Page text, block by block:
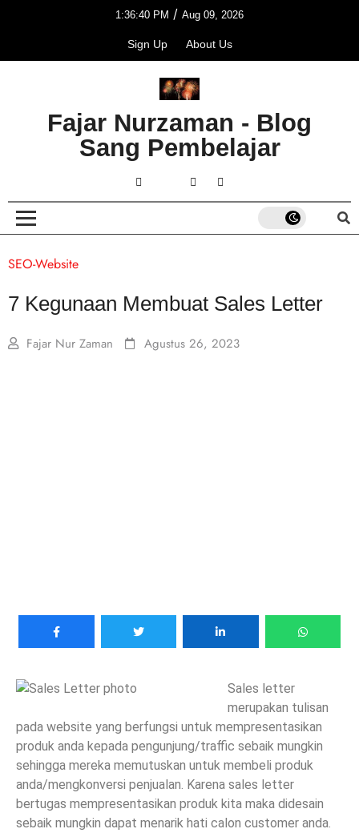
1:36:40 PM / Aug 09, 2026
Sign Up About Us
Fajar Nurzaman - Blog
Sang Pembelajar
SEO-Website
7 Kegunaan Membuat Sales Letter
Fajar Nur Zaman Agustus 26, 2023
Sales letter
merupakan tulisan
pada website yang berfungsi untuk mempresentasikan
produk anda kepada pengunjung/traffic sebaik mungkin
sehingga mereka memutuskan untuk membeli produk
anda/mengkonversi penjualan. Karena sales letter
bertugas mempresentasikan produk kita maka didesain
sebaik mungkin dapat menarik hati calon customer anda.